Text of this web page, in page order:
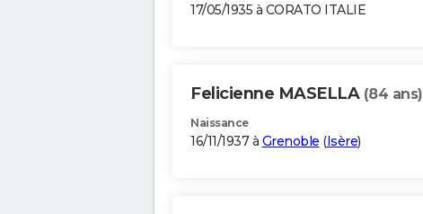
17/05/1935 à CORATO ITALIE
Felicienne MASELLA (84 ans)
Naissance
16/11/1937 à Grenoble (Isère)